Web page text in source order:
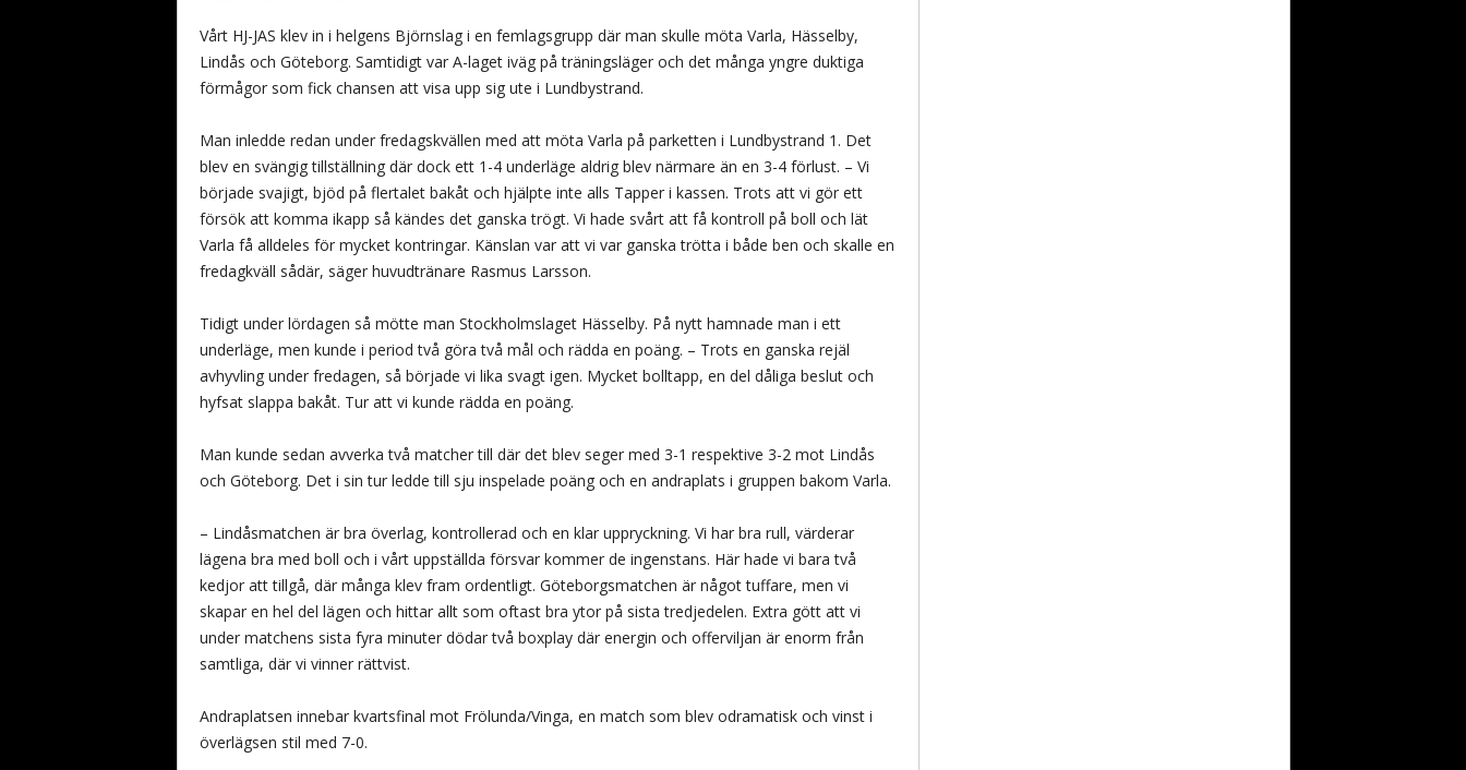
Vårt HJ-JAS klev in i helgens Björnslag i en femlagsgrupp där man skulle möta Varla, Hässelby,
Lindås och Göteborg. Samtidigt var A-laget iväg på träningsläger och det många yngre duktiga
förmågor som fick chansen att visa upp sig ute i Lundbystrand.
Man inledde redan under fredagskvällen med att möta Varla på parketten i Lundbystrand 1. Det
blev en svängig tillställning där dock ett 1-4 underläge aldrig blev närmare än en 3-4 förlust. – Vi
började svajigt, bjöd på flertalet bakåt och hjälpte inte alls Tapper i kassen. Trots att vi gör ett
försök att komma ikapp så kändes det ganska trögt. Vi hade svårt att få kontroll på boll och lät
Varla få alldeles för mycket kontringar. Känslan var att vi var ganska trötta i både ben och skalle en
fredagkväll sådär, säger huvudtränare Rasmus Larsson.
Tidigt under lördagen så mötte man Stockholmslaget Hässelby. På nytt hamnade man i ett
underläge, men kunde i period två göra två mål och rädda en poäng. – Trots en ganska rejäl
avhyvling under fredagen, så började vi lika svagt igen. Mycket bolltapp, en del dåliga beslut och
hyfsat slappa bakåt. Tur att vi kunde rädda en poäng.
Man kunde sedan avverka två matcher till där det blev seger med 3-1 respektive 3-2 mot Lindås
och Göteborg. Det i sin tur ledde till sju inspelade poäng och en andraplats i gruppen bakom Varla.
– Lindåsmatchen är bra överlag, kontrollerad och en klar uppryckning. Vi har bra rull, värderar
lägena bra med boll och i vårt uppställda försvar kommer de ingenstans. Här hade vi bara två
kedjor att tillgå, där många klev fram ordentligt. Göteborgsmatchen är något tuffare, men vi
skapar en hel del lägen och hittar allt som oftast bra ytor på sista tredjedelen. Extra gött att vi
under matchens sista fyra minuter dödar två boxplay där energin och offerviljan är enorm från
samtliga, där vi vinner rättvist.
Andraplatsen innebar kvartsfinal mot Frölunda/Vinga, en match som blev odramatisk och vinst i
överlägsen stil med 7-0.